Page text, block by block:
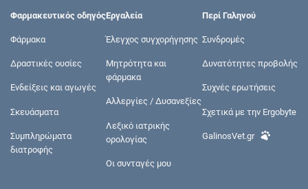
Φαρμακευτικός οδηγός
Φάρμακα
Δραστικές ουσίες
Ενδείξεις και αγωγές
Σκευάσματα
Συμπληρώματα
διατροφής
Εργαλεία
Έλεγχος συγχορήγησης
Μητρότητα και
φάρμακα
Αλλεργίες / Δυσανεξίες
Λεξικό ιατρικής
ορολογίας
Οι συνταγές μου
Περί Γαληνού
Συνδρομές
Δυνατότητες προβολής
Συχνές ερωτήσεις
Σχετικά με την Ergobyte
GalinosVet.gr